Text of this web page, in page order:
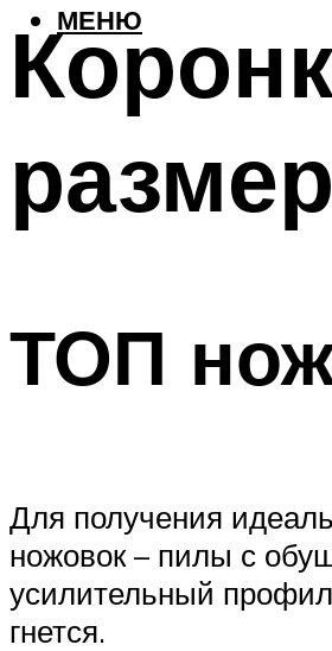
МЕНЮ
ТОП
Для получения
ножовок – пилы с
усилительный
гнется.